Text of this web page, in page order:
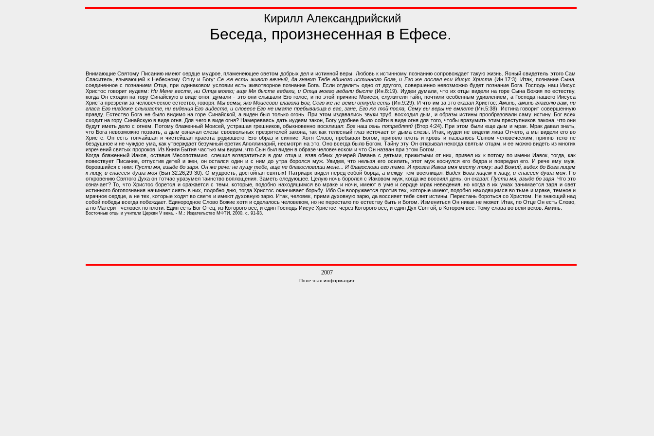
Кирилл Александрийский
Беседа, произнесенная в Ефесе.
Внимающие Святому Писанию имеют сердце мудрое, пламенеющее светом добрых дел и истинной веры. Любовь к истинному познанию сопровождает такую жизнь. Ясный свидетель этого Сам
Спаситель, взывающей к Небесному Отцу и Богу:Се же есть живот вечный, да знают Тебе единого истинного Бога, и Его же послал еси Иисус Христа (Ин.17:3). Итак, познание Сына,
соединенное с познанием Отца, при одинаковом условии есть животворное познание Бога. Если отделить одно от другого, совершенно невозможно будет познание Бога. Господь наш Иисус
Христос говорит иудеям: Ни Мене весте, ни Отца моего; аще Мя бысте ведали, и Отца моего ведали бысте(Ин.8:19). Иудеи думали, что их отцы видели на горе Сына Божия по естеству,
когда Он сходил на гору Синайскую в виде огня; думали - это они слышали Его голос, и по этой причине Моисея, служителя тайн, почтили особенным удивлением, а Господа нашего Иисуса
Христа презрели за человеческое естество, говоря: Мы вемы, яко Моисеови глагола Бог, Сего же не вемы откуда есть (Ин.9:29). И что им за это сказал Христос:Аминь, аминь глаголю вам, ни
гласа Его нигдеже слышасте, ни видения Его видесте, и словесе Его не имате пребывающа в вас, зане, Его же той посла, Сему вы веры не емлете(Ин.5:38). Истина говорит совершенную
правду. Естество Бога не было видимо на горе Синайской, а виден был только огонь. При этом издавались звуки труб, восходил дым, и образы истины прообразовали саму истину. Бог всех
сходит на гору Синайскую в виде огня. Для чего в виде огня? Намереваясь дать иудеям закон, Богу удобнее было сойти в виде огня для того, чтобы вразумить этим преступников закона, что они
будут иметь дело с огнем. Потому блаженный Моисей, устрашая грешников, обыкновенно восклицал: Богнашогнь потребляяй(Втор.4:24). При этом были еще дым и мрак. Мрак давал знать,
что Бога невозможно позвать, а дым означал слезы своевольных презрителей закона, так как телесный глаз источает от дыма слезы. Итак, иудеи не видели лица Отчего, а мы видели его во
Христе. Он есть тончайшая и чистейшая красота родившего, Его образ и сияние. Хотя Слово, пребывая Богом, приняло плоть и кровь и назвалось Сыном человеческим, приняв тело не
бездушное и не чуждое ума, как утверждает безумный еретик Аполлинарий, несмотря на это, Оно всегда было Богом. Тайну эту Он открывал некогда святым отцам, и ее можно видеть из многих
изречений святых пророков. Из Книги Бытия частью мы видим, что Сын был виден в образе человеческом и что Он назван при этом Богом.
Когда блаженный Иаков, оставив Месопотамию, спешил возвратиться в дом отца и, взяв обеих дочерей Лавана с детьми, прижитыми от них, привел их к потоку по имени Иавок, тогда, как
повествует Писание, отпустив детей и жен, он остался один и с ним до утра боролся муж. Увидев, что нельзя его осилить, этот муж коснулся его бедра и повредил его. И рече ему муж,
боровшийся с ним: Пусти мя, взыде бо заря. Он же рече: не пущу тебе, аще не благословиши мене... И благослови его тамо. И прозва Иаков имя месту тому: вид Божий, видех бо Бога лицем
к лицу, и спасеся душа моя(Быт.32:26,29-30). О мудрость, достойная святых! Патриарх видел перед собой борца, а между тем восклицал: Видех Бога лицем к лицу, и спасеся душа моя. По
откровению Святого Духа он тотчас уразумел таинство воплощения. Заметь следующее. Целую ночь боролся с Иаковом муж, когда же воссиял день, он сказал: Пусти мя, взыде бо заря. Что это
означает? То, что Христос борется и сражается с теми, которые, подобно находящимся во мраке и ночи, имеют в уме и сердце мрак неведения, но когда в их умах занимается заря и свет
истинного богопознания начинает сиять в них, подобно дню, тогда Христос оканчивает борьбу. Ибо Он вооружается против тех, которые имеют, подобно находящимся во тьме и мраке, темное и
мрачное сердце, а не тех, которые ходят во свете и имеют духовную зарю. Итак, человек, прими духовную зарю, да воссияет тебе свет истины. Перестань бороться со Христом. Не знающий над
собой победы всегда побеждает. Единородное Слово Божие хотя и сделалось человеком, но не перестало по естеству быть и Богом. Измениться Он никак не может. Итак, по Отце Он есть Слово,
а по Матери - человек по плоти. Един есть Бог Отец, из Которого все, и един Господь Иисус Христос, через Которого все, и един Дух Святой, в Котором все. Тому слава во веки веков. Аминь.
Восточные отцы и учители Церкви V века. - М.: Издательство МФТИ, 2000, с. 91-93.
2007
Полезная информация: